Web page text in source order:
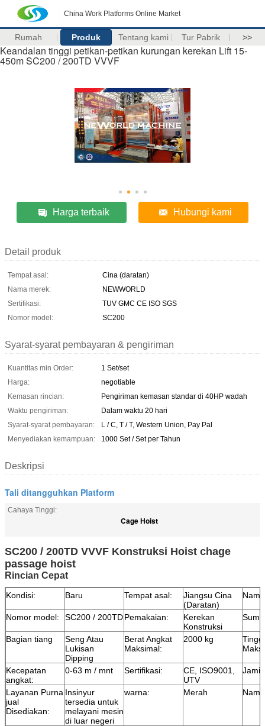
China Work Platforms Online Market
Rumah Produk Tentang kami Tur Pabrik >>
Keandalan tinggi petikan-petikan kurungan kerekan Lift 15-
450m SC200 / 200TD VVVF
Harga terbaik Hubungi kami
Detail produk
Tempat asal:
Cina (daratan)
Nama merek:
NEWWORLD
Sertifikasi:
TUV GMC CE ISO SGS
Nomor model:
SC200
Syarat-syarat pembayaran & pengiriman
Kuantitas min Order:
1 Set/set
Harga:
negotiable
Kemasan rincian:
Pengiriman kemasan standar di 40HP wadah
Waktu pengiriman:
Dalam waktu 20 hari
Syarat-syarat pembayaran:
L / C, T / T, Western Union, Pay Pal
Menyediakan kemampuan:
1000 Set / Set per Tahun
Deskripsi
Tali ditangguhkan Platform
Cahaya Tinggi:
Cage Hoist
SC200 / 200TD VVVF Konstruksi Hoist chage
passage hoist
Rincian Cepat
Kondisi: Baru Tempat asal:
Jiangsu Cina
(Daratan)
Nomor model: SC200 / 200TDPemakaian:
Kerekan
Konstruksi
Bagian tiang
Seng Atau
Lukisan
Dipping
Berat Angkat
Maksimal:
2000 kg
Kecepatan
angkat:
0-63 m / mnt Sertifikasi:
CE, ISO9001,
UTV
Layanan Purna
jual
Disediakan:
Insinyur
tersedia untuk
melayani mesin
di luar negeri
warna: Merah Nama